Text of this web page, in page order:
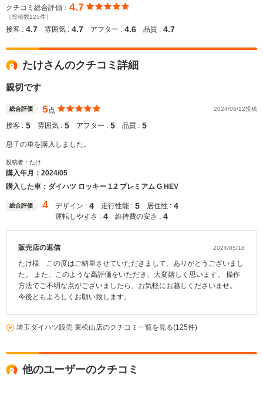
クチコミ総合評価： 4.7
（投稿数125件）
接客 : 4.7 雰囲気 : 4.7 アフター : 4.6 品質 : 4.7
たけさんのクチコミ詳細
親切です
総合評価 5点 2024/05/12投稿
接客 : 5 雰囲気 : 5 アフター : 5 品質 : 5
息子の車を購入しました。
投稿者：たけ
購入年月： 2024/05
購入した車：ダイハツ ロッキー 1.2 プレミアム G HEV
総合評価 4 デザイン : 4 走行性能 : 5 居住性 : 4
運転しやすさ : 4 維持費の安さ : 4
販売店の返信 2024/05/18
たけ様 この度はご納車させていただきまして、ありがとうございまし
た。 また、このような高評価をいただき、大変嬉しく思います。 操作
方法でご不明な点がございましたら、お気軽にお越しくださいませ。
今後ともよろしくお願い致します。
埼玉ダイハツ販売 東松山店のクチコミ一覧を見る(125件)
他のユーザーのクチコミ